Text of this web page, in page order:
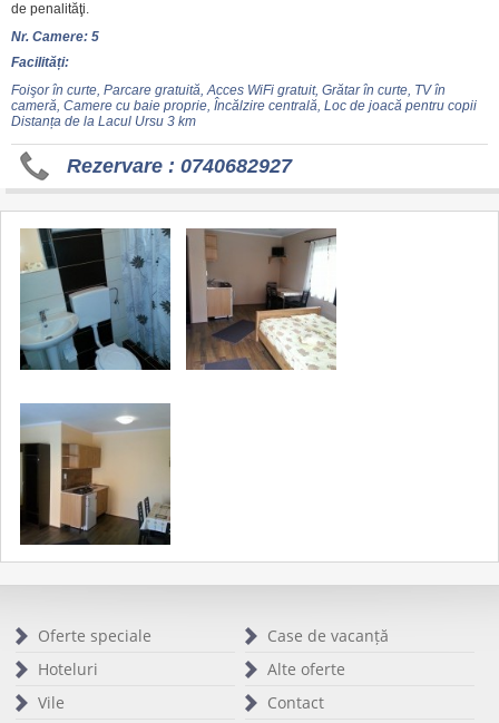
de penalităţi.
Nr. Camere: 5
Facilități:
Foişor în curte, Parcare gratuită, Acces WiFi gratuit, Grătar în curte, TV în
cameră, Camere cu baie proprie, Încălzire centrală, Loc de joacă pentru copii
Distanța de la Lacul Ursu 3 km
Rezervare : 0740682927
Oferte speciale
Hoteluri
Vile
Case de vacanță
Alte oferte
Contact